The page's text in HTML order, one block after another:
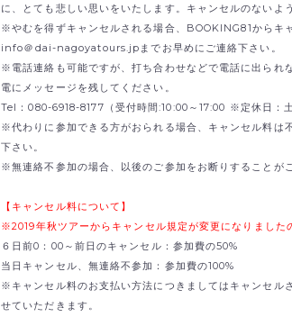
に、とても悲しい思いをいたします。キャンセルのないよ
※やむを得ずキャンセルされる場合、BOOKING81からキ
info＠dai-nagoyatours.jpまでお早めにご連絡下さい。
※電話連絡も可能ですが、打ち合わせなどで電話に出られ
電にメッセージを残してください。
Tel：080-6918-8177（受付時間:10:00～17:00 ※定休日：土
※代わりに参加できる方がおられる場合、キャンセル料は
下さい。
※無連絡不参加の場合、以後のご参加をお断りすることが
【キャンセル料について】
※2019年秋ツアーからキャンセル規定が変更になりました
６日前0：00～前日のキャンセル：参加費の50%
当日キャンセル、無連絡不参加：参加費の100%
※キャンセル料のお支払い方法につきましてはキャンセル
せていただきます。